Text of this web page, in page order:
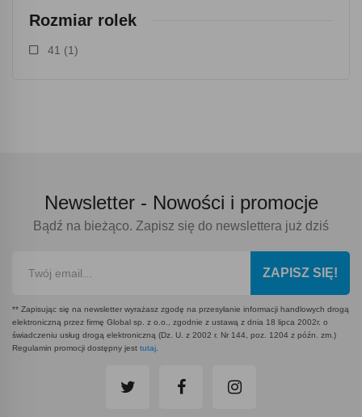
Rozmiar rolek
41 (1)
Newsletter - Nowości i promocje
Bądź na bieżąco. Zapisz się do newslettera już dziś
ZAPISZ SIĘ!
** Zapisując się na newsletter wyrażasz zgodę na przesyłanie informacji handlowych drogą
elektroniczną przez firmę Global sp. z o.o., zgodnie z ustawą z dnia 18 lipca 2002r. o
świadczeniu usług drogą elektroniczną (Dz. U. z 2002 r. Nr 144, poz. 1204 z późn. zm.)
Regulamin promocji dostępny jest tutaj.